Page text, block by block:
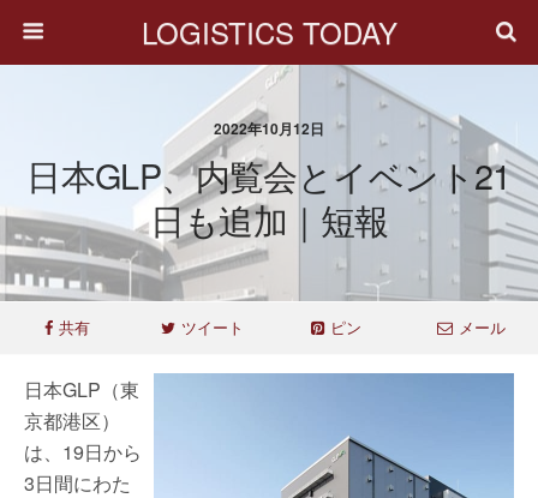
LOGISTICS TODAY
2022年10月12日
日本GLP、内覧会とイベント21
日も追加｜短報
共有 ツイート ピン メール
日本GLP（東
京都港区）
は、19日から
3日間にわた